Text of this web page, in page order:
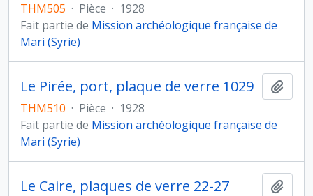
THM505 · Pièce · 1928
Fait partie de Mission archéologique française de
Mari (Syrie)
Le Pirée, port, plaque de verre 1029
THM510 · Pièce · 1928
Fait partie de Mission archéologique française de
Mari (Syrie)
Le Caire, plaques de verre 22-27